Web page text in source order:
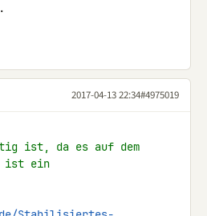
2017-04-13 22:34#4975019
ist, da es auf dem
ist ein